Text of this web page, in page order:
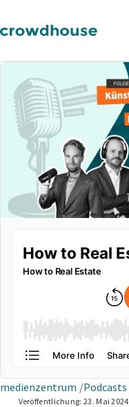
medienzentrum Podcasts
Veröffentlichung: 23. Mai 2024